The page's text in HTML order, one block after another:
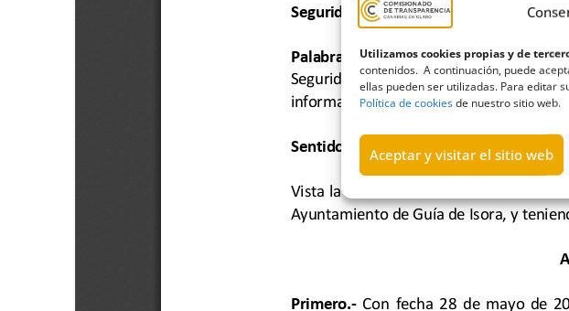
Utilizamos cookies propias y de
contenidos. A continuación, puede
ellas pueden ser utilizadas. Para editar
Política de cookiesde nuestro sitio web.
Aceptar y visitar el sitio web